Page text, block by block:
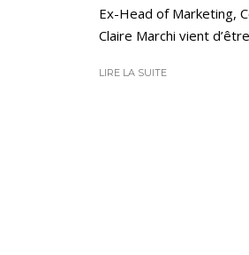
Ex-Head of Marketing,
Claire Marchi vient
LIRE LA SUITE